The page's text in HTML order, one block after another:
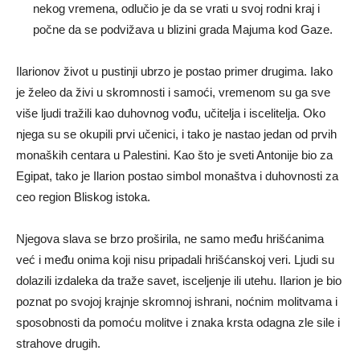
nekog vremena, odlučio je da se vrati u svoj rodni kraj i
počne da se podvižava u blizini grada Majuma kod Gaze.
Ilarionov život u pustinji ubrzo je postao primer drugima. Iako
je želeo da živi u skromnosti i samoći, vremenom su ga sve
više ljudi tražili kao duhovnog vođu, učitelja i iscelitelja. Oko
njega su se okupili prvi učenici, i tako je nastao jedan od prvih
monaških centara u Palestini. Kao što je sveti Antonije bio za
Egipat, tako je Ilarion postao simbol monaštva i duhovnosti za
ceo region Bliskog istoka.
Njegova slava se brzo proširila, ne samo među hrišćanima
već i među onima koji nisu pripadali hrišćanskoj veri. Ljudi su
dolazili izdaleka da traže savet, isceljenje ili utehu. Ilarion je bio
poznat po svojoj krajnje skromnoj ishrani, noćnim molitvama i
sposobnosti da pomoću molitve i znaka krsta odagna zle sile i
strahove drugih.